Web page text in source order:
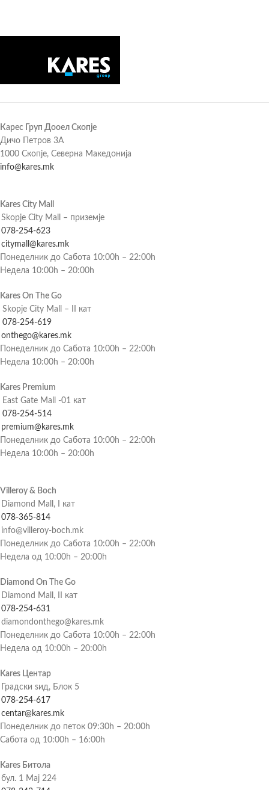
Карес Груп Дооел Скопје
Дичо Петров 3А
1000 Скопје, Северна Македонија
info@kares.mk
Kares City Mall
Skopje City Mall – приземје
078-254-623
citymall@kares.mk
Понеделник до Сабота 10:00h – 22:00h
Недела 10:00h – 20:00h
Kares On The Go
Skopje City Mall – II кат
078-254-619
onthego@kares.mk
Понеделник до Сабота 10:00h – 22:00h
Недела 10:00h – 20:00h
Kares Premium
East Gate Mall -01 кат
078-254-514
premium@kares.mk
Понеделник до Сабота 10:00h – 22:00h
Недела 10:00h – 20:00h
Villeroy & Boch
Diamond Mall, I кат
078-365-814
info@villeroy-boch.mk
Понеделник до Сабота 10:00h – 22:00h
Недела од 10:00h – 20:00h
Diamond On The Go
Diamond Mall, II кат
078-254-631
diamondonthego@kares.mk
Понеделник до Сабота 10:00h – 22:00h
Недела од 10:00h – 20:00h
Kares Центар
Градски ѕид, Блок 5
078-254-617
centar@kares.mk
Понеделник до петок 09:30h – 20:00h
Сабота од 10:00h – 16:00h
Kares Битола
бул. 1 Мај 224